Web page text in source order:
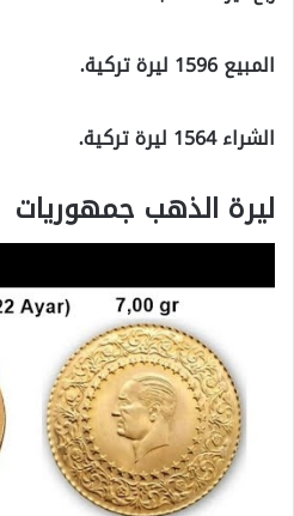
المبيع 1596 ليرة تركية.
الشراء 1564 ليرة تركية.
ليرة الذهب جمهوريات